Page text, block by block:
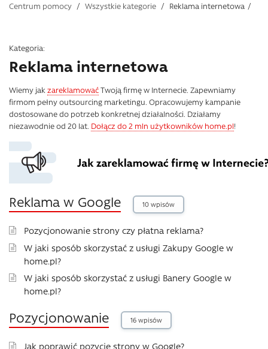
Centrum pomocy / Wszystkie kategorie / Reklama internetowa /
Kategoria:
Reklama internetowa
Wiemy jak zareklamowaćTwoją firmę w Internecie. Zapewniamy
firmom pełny outsourcing marketingu. Opracowujemy kampanie
dostosowane do potrzeb konkretnej działalności. Działamy
niezawodnie od 20 lat. Dołącz do 2 mln użytkowników home.pl!
Reklama w Google 10 wpisów
Pozycjonowanie strony czy płatna reklama?
W jaki sposób skorzystać z usługi Zakupy Google w
home.pl?
W jaki sposób skorzystać z usługi Banery Google w
home.pl?
Pozycjonowanie 16 wpisów
Jak poprawić pozycję strony w Google?